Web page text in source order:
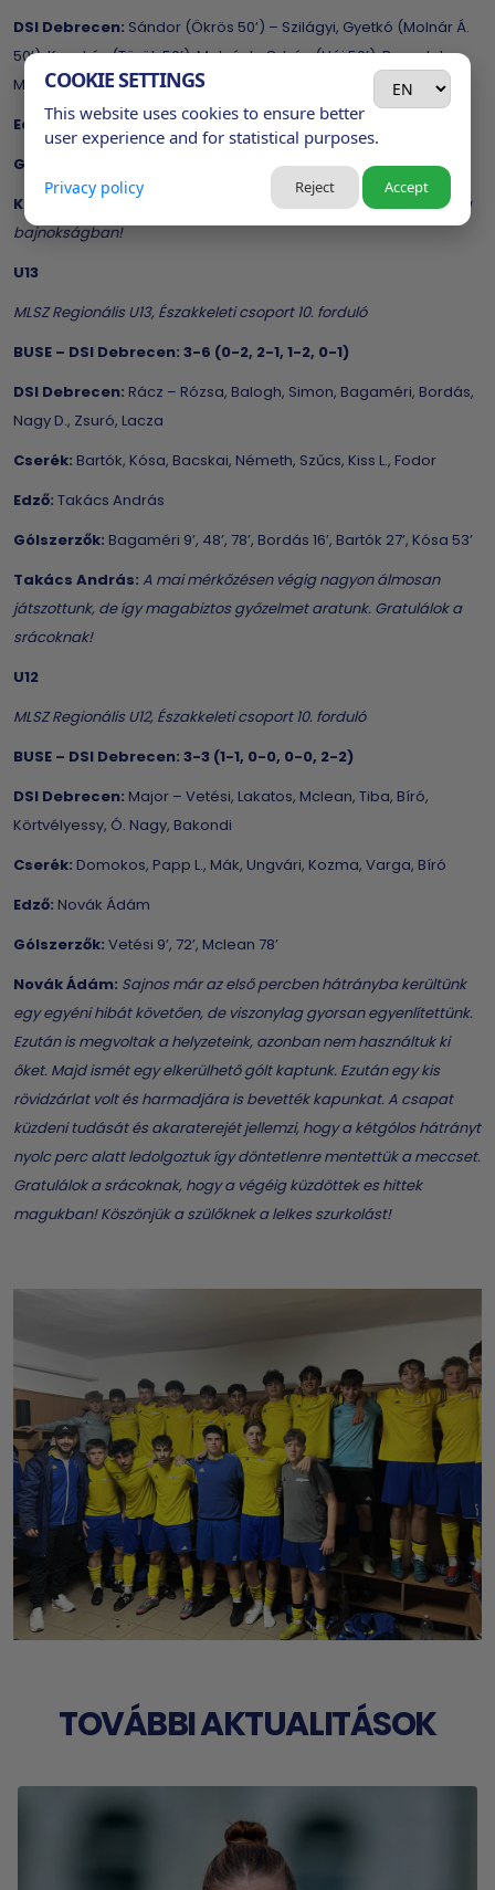
DSI Debrecen: Sándor (Ökrös 50’) – Szilágyi, Gyetkó (Molnár Á.
50’), Kecskés (Török 50’), Molnár L., Orbán (Háj 50’), Benedek,
Mclean, Nyüvedi, Ó. Nagy, Váradi (Hermann 50’)
Edző: Koroknay Péter
Gólszerző:
Koroknay Péter:
Gratulálok az ellenfélnek, s további sok sikert a
bajnokságban!
U13
MLSZ Regionális U13, Északkeleti csoport 10. forduló
BUSE – DSI Debrecen: 3-6 (0-2, 2-1, 1-2, 0-1)
DSI Debrecen: Rácz – Rózsa, Balogh, Simon, Bagaméri, Bordás,
Nagy D., Zsuró, Lacza
Cserék: Bartók, Kósa, Bacskai, Németh, Szűcs, Kiss L., Fodor
Edző: Takács András
Gólszerzők: Bagaméri 9’, 48’, 78’, Bordás 16’, Bartók 27’, Kósa 53’
Takács András: A mai mérkőzésen végig nagyon álmosan
játszottunk, de így magabiztos győzelmet aratunk. Gratulálok a
srácoknak!
U12
MLSZ Regionális U12, Északkeleti csoport 10. forduló
BUSE – DSI Debrecen: 3-3 (1-1, 0-0, 0-0, 2-2)
DSI Debrecen: Major – Vetési, Lakatos, Mclean, Tiba, Bíró,
Körtvélyessy, Ó. Nagy, Bakondi
Cserék: Domokos, Papp L., Mák, Ungvári, Kozma, Varga, Bíró
Edző: Novák Ádám
Gólszerzők: Vetési 9’, 72’, Mclean 78’
Novák Ádám: Sajnos már az első percben hátrányba kerültünk
egy egyéni hibát követően, de viszonylag gyorsan egyenlítettünk.
Ezután is megvoltak a helyzeteink, azonban nem használtuk ki
őket. Majd ismét egy elkerülhető gólt kaptunk. Ezután egy kis
rövidzárlat volt és harmadjára is bevették kapunkat. A csapat
küzdeni tudását és akaraterejét jellemzi, hogy a kétgólos hátrányt
nyolc perc alatt ledolgoztuk így döntetlenre mentettük a meccset.
Gratulálok a srácoknak, hogy a végéig küzdöttek es hittek
magukban! Köszönjük a szülőknek a lelkes szurkolást!
TOVÁBBI AKTUALITÁSOK
COOKIE SETTINGS
This website uses cookies to ensure better
user experience and for statistical purposes.
Privacy policy Reject Accept